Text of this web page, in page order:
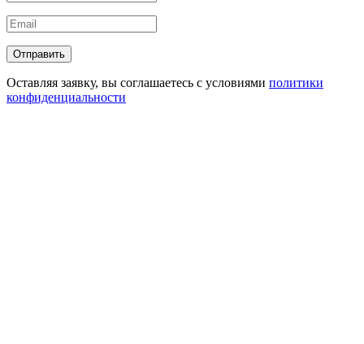
Оставляя заявку, вы соглашаетесь с условиями политики
конфиденциальности